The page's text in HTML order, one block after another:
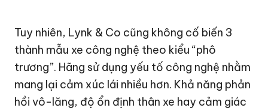
Tuy nhiên, Lynk & Co cũng không cố biến 3
thành mẫu xe công nghệ theo kiểu “phô
trương”. Hãng sử dụng yếu tố công nghệ nhằm
mang lại cảm xúc lái nhiều hơn. Khả năng phản
hồi vô-lăng, độ ổn định thân xe hay cảm giác